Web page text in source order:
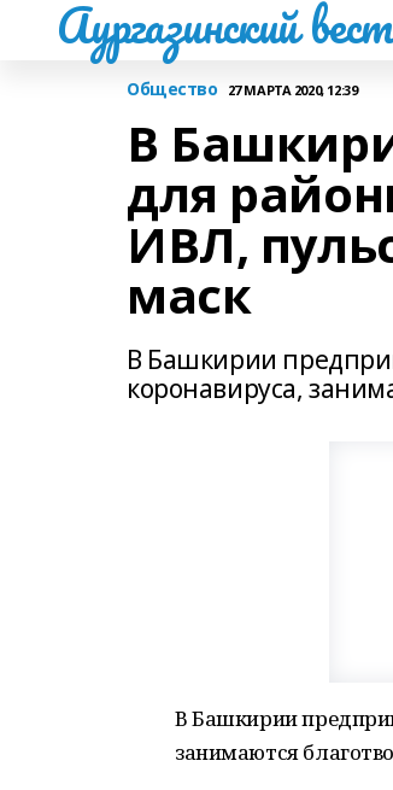
Аургазинский
Общество 27 МАРТА 2020, 12:39
В
для
ИВЛ,
маск
В Башкирии
коронавируса,
В Башкирии
занимаются